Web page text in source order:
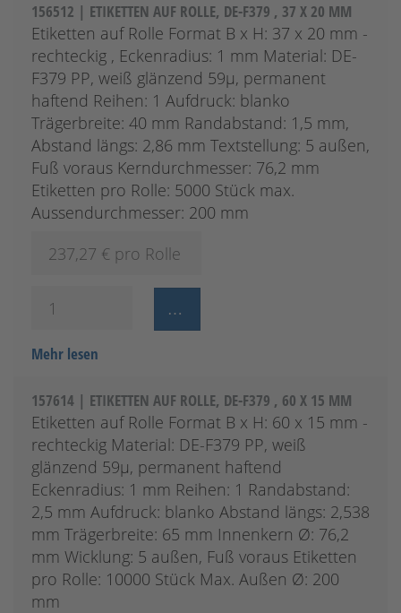
156512 | ETIKETTEN AUF ROLLE, DE-F379 , 37 X 20 MM
Etiketten auf Rolle Format B x H: 37 x 20 mm -
rechteckig , Eckenradius: 1 mm Material: DE-
F379 PP, weiß glänzend 59µ, permanent
haftend Reihen: 1 Aufdruck: blanko
Trägerbreite: 40 mm Randabstand: 1,5 mm,
Abstand längs: 2,86 mm Textstellung: 5 außen,
Fuß voraus Kerndurchmesser: 76,2 mm
Etiketten pro Rolle: 5000 Stück max.
Aussendurchmesser: 200 mm
237,27 € pro Rolle
Mehr lesen
157614 | ETIKETTEN AUF ROLLE, DE-F379 , 60 X 15 MM
Etiketten auf Rolle Format B x H: 60 x 15 mm -
rechteckig Material: DE-F379 PP, weiß
glänzend 59µ, permanent haftend
Eckenradius: 1 mm Reihen: 1 Randabstand:
2,5 mm Aufdruck: blanko Abstand längs: 2,538
mm Trägerbreite: 65 mm Innenkern Ø: 76,2
mm Wicklung: 5 außen, Fuß voraus Etiketten
pro Rolle: 10000 Stück Max. Außen Ø: 200
mm